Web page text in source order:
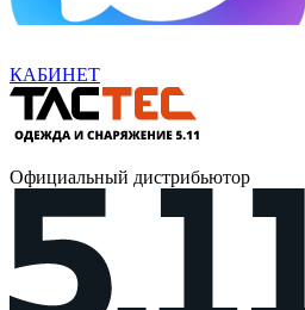
КАБИНЕТ
Официальный дистрибьютор